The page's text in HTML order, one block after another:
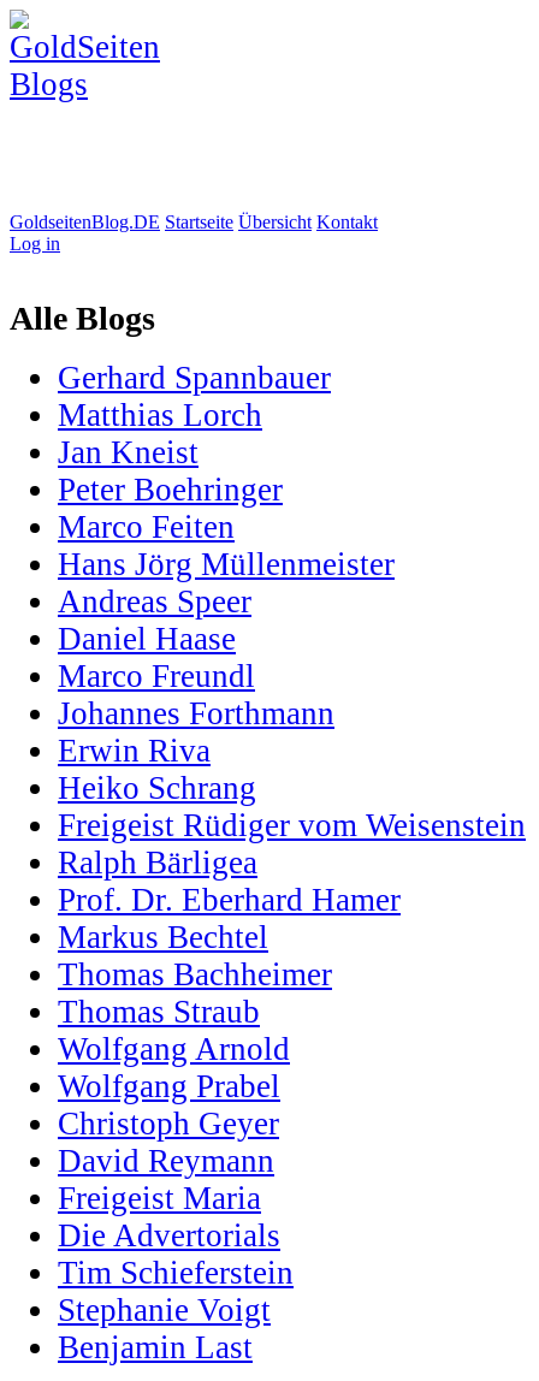
GoldseitenBlog.DE Startseite Übersicht Kontakt
Log in
Alle Blogs
Gerhard Spannbauer
Matthias Lorch
Jan Kneist
Peter Boehringer
Marco Feiten
Hans Jörg Müllenmeister
Andreas Speer
Daniel Haase
Marco Freundl
Johannes Forthmann
Erwin Riva
Heiko Schrang
Freigeist Rüdiger vom Weisenstein
Ralph Bärligea
Prof. Dr. Eberhard Hamer
Markus Bechtel
Thomas Bachheimer
Thomas Straub
Wolfgang Arnold
Wolfgang Prabel
Christoph Geyer
David Reymann
Freigeist Maria
Die Advertorials
Tim Schieferstein
Stephanie Voigt
Benjamin Last